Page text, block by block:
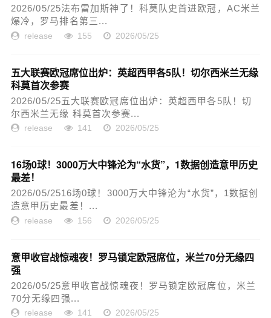
2026/05/25法布雷加斯神了！科莫队史首进欧冠，AC米兰
爆冷，罗马排名第三...
release 155 2026/05/25
五大联赛欧冠席位出炉：英超西甲各5队！切尔西米兰无缘
科莫首次参赛
2026/05/25五大联赛欧冠席位出炉：英超西甲各5队！切
尔西米兰无缘 科莫首次参赛...
release 141 2026/05/25
16场0球！3000万大中锋沦为“水货”，1数据创造意甲历史
最差！
2026/05/2516场0球！3000万大中锋沦为“水货”，1数据创
造意甲历史最差！...
release 156 2026/05/25
意甲收官战惊魂夜！罗马锁定欧冠席位，米兰70分无缘四
强
2026/05/25意甲收官战惊魂夜！罗马锁定欧冠席位，米兰
70分无缘四强...
release 141 2026/05/25